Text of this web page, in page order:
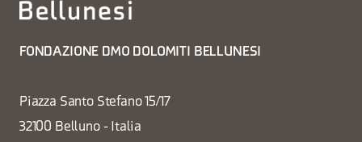
FONDAZIONE DMO DOLOMITI BELLUNESI
Piazza Santo Stefano 15/17
32100 Belluno - Italia